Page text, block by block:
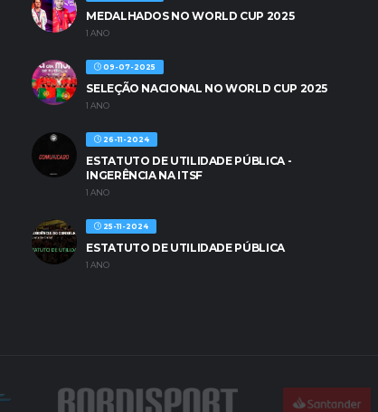
MEDALHADOS NO WORLD CUP 2025
1 ANO
09-07-2025
SELEÇÃO NACIONAL NO WORLD CUP 2025
1 ANO
26-11-2024
ESTATUTO DE UTILIDADE PÚBLICA -
INGERÊNCIA NA ITSF
1 ANO
25-11-2024
ESTATUTO DE UTILIDADE PÚBLICA
1 ANO